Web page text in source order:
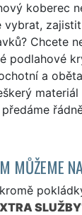
koberec
vybrat,
Chcete
podlahové
a
MŮŽEME
SLUŽBY